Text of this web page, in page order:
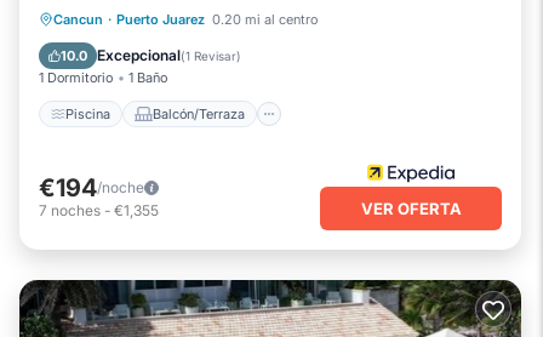
Cancun · Puerto Juarez 0.20 mi al centro
10.0 Excepcional(1 Revisar)
1 Dormitorio 1 Baño
Piscina Balcón/Terraza
Piscina Balcón/Terraza
Aparcamiento
€194/noche
7 noches - €1,355 VER OFERTA